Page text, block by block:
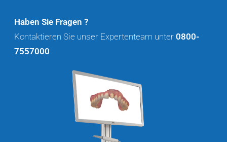
Haben Sie Fragen ?
Kontaktieren Sie unser Expertenteam unter0800-
7557000